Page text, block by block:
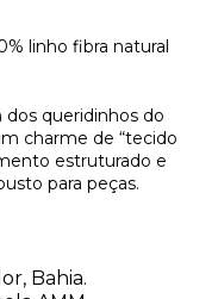
linho fibra natural
queridinhos do
charme de “tecido
estruturado e
para peças.
Bahia.